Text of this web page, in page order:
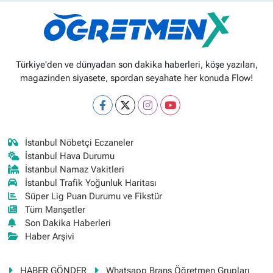
Türkiye'den ve dünyadan son dakika haberleri, köşe yazıları,
magazinden siyasete, spordan seyahate her konuda Flow!
İstanbul Nöbetçi Eczaneler
İstanbul Hava Durumu
İstanbul Namaz Vakitleri
İstanbul Trafik Yoğunluk Haritası
Süper Lig Puan Durumu ve Fikstür
Tüm Manşetler
Son Dakika Haberleri
Haber Arşivi
HABER GÖNDER Whatsapp Branş Öğretmen Grupları